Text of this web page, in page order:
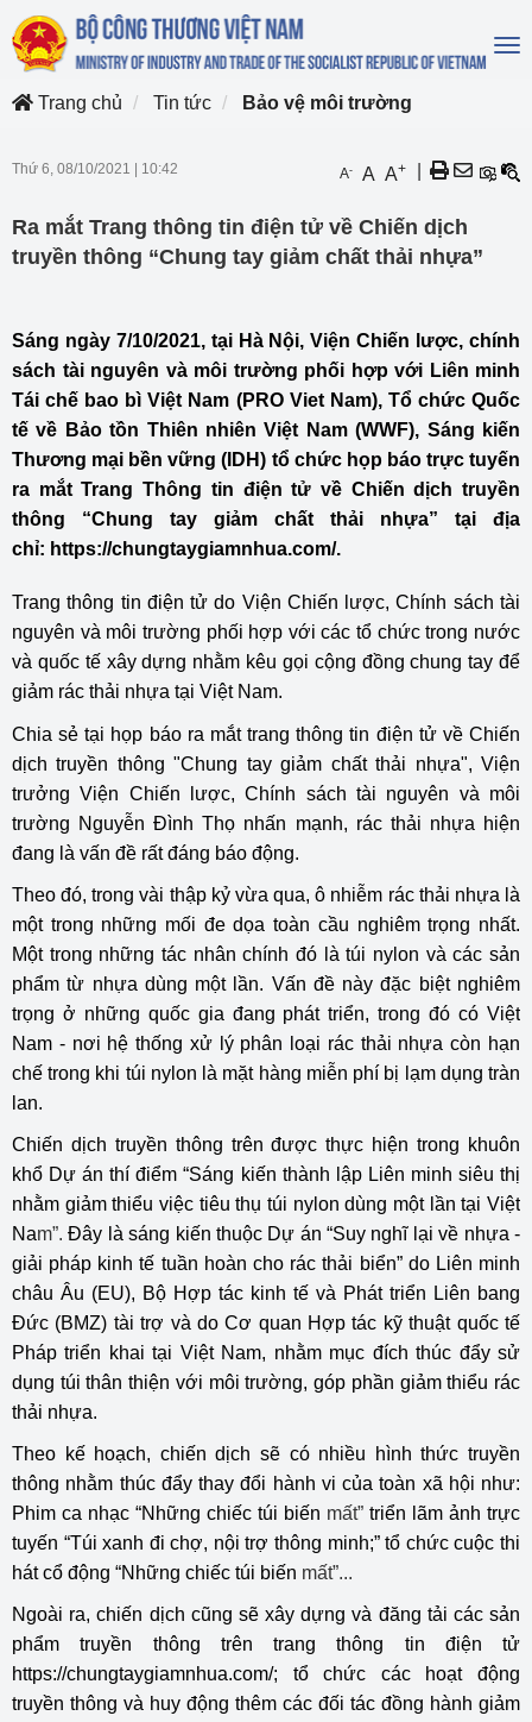
Trang chủ
Tin tức Bảo vệ môi trường
Thứ 6, 08/10/2021 10:42 A- A A+
Ra mắt Trang thông tin điện tử về Chiến dịch
truyền thông “Chung tay giảm chất thải nhựa”
Sáng ngày 7/10/2021, tại Hà Nội, Viện Chiến lược, chính
sách tài nguyên và môi trường phối hợp với Liên minh
Tái chế bao bì Việt Nam (PRO Viet Nam), Tổ chức Quốc
tế về Bảo tồn Thiên nhiên Việt Nam (WWF), Sáng kiến
Thương mại bền vững (IDH) tổ chức họp báo trực tuyến
ra mắt Trang Thông tin điện tử về Chiến dịch truyền
thông “Chung tay giảm chất thải nhựa” tại địa
chỉ: https://chungtaygiamnhua.com/.
Trang thông tin điện tử do Viện Chiến lược, Chính sách tài
nguyên và môi trường phối hợp với các tổ chức trong nước
và quốc tế xây dựng nhằm kêu gọi cộng đồng chung tay để
giảm rác thải nhựa tại Việt Nam.
Chia sẻ tại họp báo ra mắt trang thông tin điện tử về Chiến
dịch truyền thông "Chung tay giảm chất thải nhựa", Viện
trưởng Viện Chiến lược, Chính sách tài nguyên và môi
trường Nguyễn Đình Thọ nhấn mạnh, rác thải nhựa hiện
đang là vấn đề rất đáng báo động.
Theo đó, trong vài thập kỷ vừa qua, ô nhiễm rác thải nhựa là
một trong những mối đe dọa toàn cầu nghiêm trọng nhất.
Một trong những tác nhân chính đó là túi nylon và các sản
phẩm từ nhựa dùng một lần. Vấn đề này đặc biệt nghiêm
trọng ở những quốc gia đang phát triển, trong đó có Việt
Nam - nơi hệ thống xử lý phân loại rác thải nhựa còn hạn
chế trong khi túi nylon là mặt hàng miễn phí bị lạm dụng tràn
lan.
Chiến dịch truyền thông trên được thực hiện trong khuôn
khổ Dự án thí điểm “Sáng kiến thành lập Liên minh siêu thị
nhằm giảm thiểu việc tiêu thụ túi nylon dùng một lần tại Việt
Nam”. Đây là sáng kiến thuộc Dự án “Suy nghĩ lại về nhựa -
giải pháp kinh tế tuần hoàn cho rác thải biển” do Liên minh
châu Âu (EU), Bộ Hợp tác kinh tế và Phát triển Liên bang
Đức (BMZ) tài trợ và do Cơ quan Hợp tác kỹ thuật quốc tế
Pháp triển khai tại Việt Nam, nhằm mục đích thúc đẩy sử
dụng túi thân thiện với môi trường, góp phần giảm thiểu rác
thải nhựa.
Theo kế hoạch, chiến dịch sẽ có nhiều hình thức truyền
thông nhằm thúc đẩy thay đổi hành vi của toàn xã hội như:
Phim ca nhạc “Những chiếc túi biến mất” triển lãm ảnh trực
tuyến “Túi xanh đi chợ, nội trợ thông minh;” tổ chức cuộc thi
hát cổ động “Những chiếc túi biến mất”...
Ngoài ra, chiến dịch cũng sẽ xây dựng và đăng tải các sản
phẩm truyền thông trên trang thông tin điện tử
https://chungtaygiamnhua.com/; tổ chức các hoạt động
truyền thông và huy động thêm các đối tác đồng hành giảm